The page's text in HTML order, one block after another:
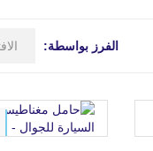
الفرز بواسطة: